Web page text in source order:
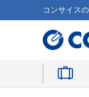
コンサイス